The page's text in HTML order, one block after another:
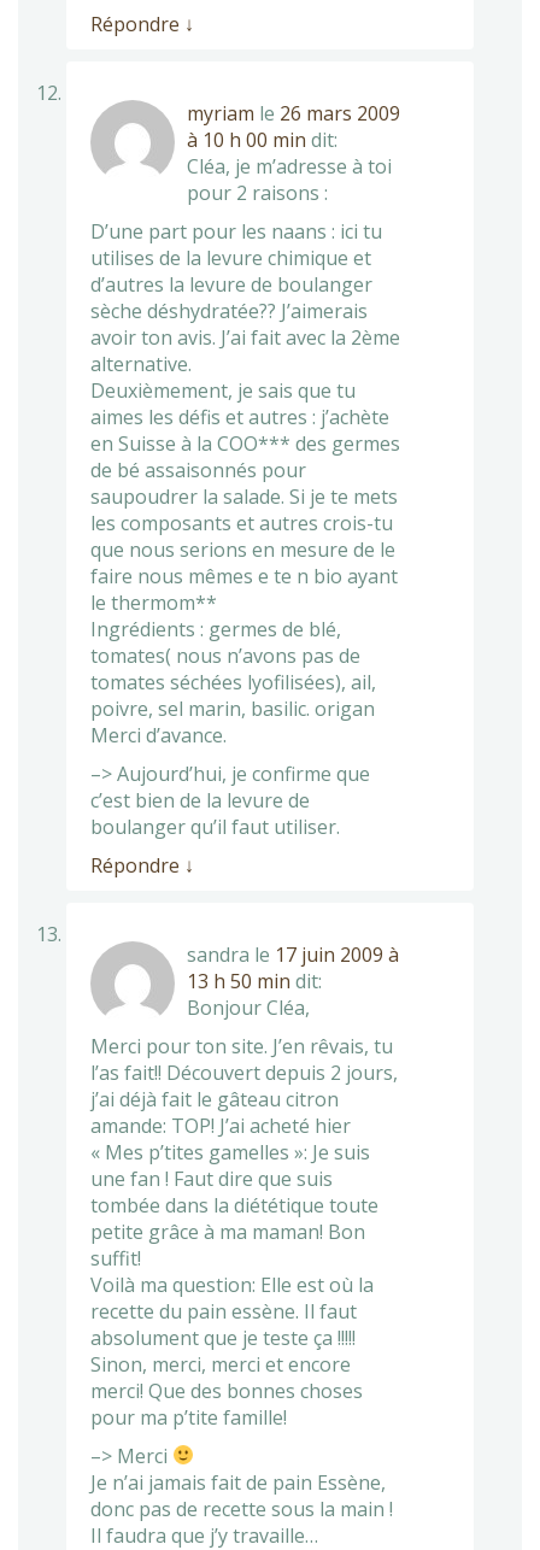
Répondre ↓
myriam le 26 mars 2009
à 10 h 00 min dit:
Cléa, je m’adresse à toi
pour 2 raisons :
D’une part pour les naans : ici tu
utilises de la levure chimique et
d’autres la levure de boulanger
sèche déshydratée?? J’aimerais
avoir ton avis. J’ai fait avec la 2ème
alternative.
Deuxièmement, je sais que tu
aimes les défis et autres : j’achète
en Suisse à la COO*** des germes
de bé assaisonnés pour
saupoudrer la salade. Si je te mets
les composants et autres crois-tu
que nous serions en mesure de le
faire nous mêmes e te n bio ayant
le thermom**
Ingrédients : germes de blé,
tomates( nous n’avons pas de
tomates séchées lyofilisées), ail,
poivre, sel marin, basilic. origan
Merci d’avance.
–> Aujourd’hui, je confirme que
c’est bien de la levure de
boulanger qu’il faut utiliser.
Répondre ↓
sandra le 17 juin 2009 à
13 h 50 min dit:
Bonjour Cléa,
Merci pour ton site. J’en rêvais, tu
l’as fait!! Découvert depuis 2 jours,
j’ai déjà fait le gâteau citron
amande: TOP! J’ai acheté hier
« Mes p’tites gamelles »: Je suis
une fan ! Faut dire que suis
tombée dans la diététique toute
petite grâce à ma maman! Bon
suffit!
Voilà ma question: Elle est où la
recette du pain essène. Il faut
absolument que je teste ça !!!!!
Sinon, merci, merci et encore
merci! Que des bonnes choses
pour ma p’tite famille!
–> Merci
Je n’ai jamais fait de pain Essène,
donc pas de recette sous la main !
Il faudra que j’y travaille…